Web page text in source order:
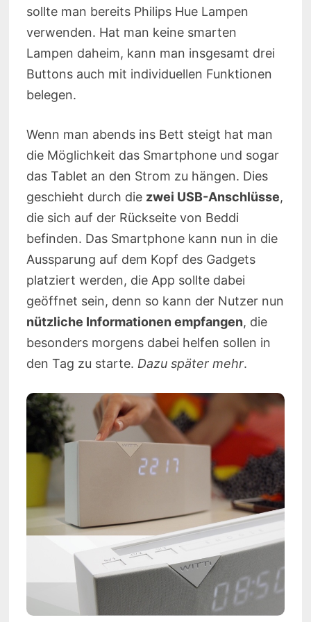
sollte man bereits Philips Hue Lampen
verwenden. Hat man keine smarten
Lampen daheim, kann man insgesamt drei
Buttons auch mit individuellen Funktionen
belegen.
Wenn man abends ins Bett steigt hat man
die Möglichkeit das Smartphone und sogar
das Tablet an den Strom zu hängen. Dies
geschieht durch die zwei USB-Anschlüsse,
die sich auf der Rückseite von Beddi
befinden. Das Smartphone kann nun in die
Aussparung auf dem Kopf des Gadgets
platziert werden, die App sollte dabei
geöffnet sein, denn so kann der Nutzer nun
nützliche Informationen empfangen, die
besonders morgens dabei helfen sollen in
den Tag zu starte. Dazu später mehr.